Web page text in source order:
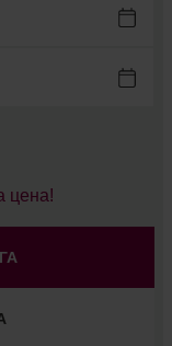
цена!